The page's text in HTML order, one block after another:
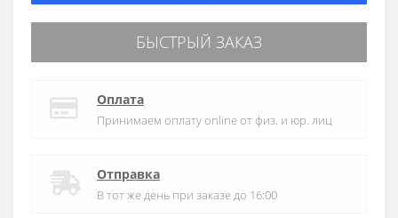
БЫСТРЫЙ ЗАКАЗ
Оплата
Принимаем оплату online от физ. и юр. лиц
Отправка
В тот же день при заказе до 16:00